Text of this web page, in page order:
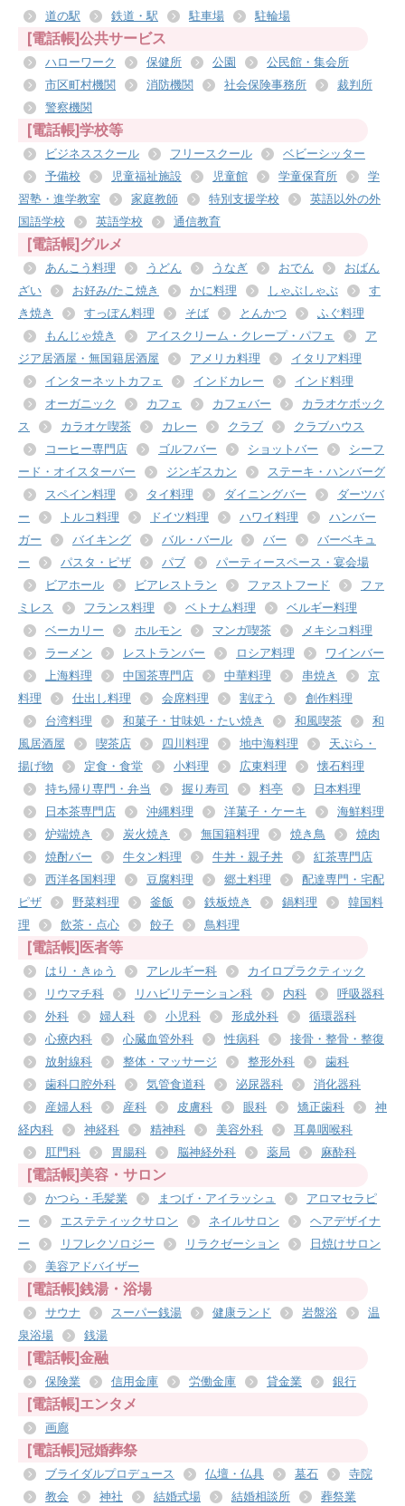
道の駅
鉄道・駅 駐車場 駐輪場
[電話帳]公共サービス
ハローワーク 保健所 公園
公民館・集会所
市区町村機関
消防機関 社会保険事務所
裁判所
警察機関
[電話帳]学校等
ビジネススクール フリースクール
ベビーシッター
予備校
児童福祉施設 児童館 学童保育所
学
習塾・進学教室
家庭教師 特別支援学校
英語以外の外
国語学校
英語学校 通信教育
[電話帳]グルメ
あんこう料理 うどん うなぎ おでん
おばん
ざい
お好み/たこ焼き かに料理 しゃぶしゃぶ
す
き焼き
すっぽん料理 そば とんかつ
ふぐ料理
もんじゃ焼き
アイスクリーム・クレープ・パフェ
ア
ジア居酒屋・無国籍居酒屋
アメリカ料理
イタリア料理
インターネットカフェ
インドカレー
インド料理
オーガニック
カフェ カフェバー
カラオケボック
ス
カラオケ喫茶 カレー クラブ
クラブハウス
コーヒー専門店
ゴルフバー ショットバー
シーフ
ード・オイスターバー
ジンギスカン
ステーキ・ハンバーグ
スペイン料理
タイ料理 ダイニングバー
ダーツバ
ー
トルコ料理 ドイツ料理 ハワイ料理
ハンバー
ガー
バイキング バル・バール バー
バーベキュ
ー
パスタ・ピザ パブ
パーティースペース・宴会場
ビアホール
ビアレストラン ファストフード
ファ
ミレス
フランス料理 ベトナム料理
ベルギー料理
ベーカリー
ホルモン マンガ喫茶
メキシコ料理
ラーメン
レストランバー ロシア料理
ワインバー
上海料理
中国茶専門店 中華料理 串焼き
京
料理
仕出し料理 会席料理 割ぽう
創作料理
台湾料理
和菓子・甘味処・たい焼き 和風喫茶
和
風居酒屋
喫茶店 四川料理 地中海料理
天ぷら・
揚げ物
定食・食堂 小料理 広東料理
懐石料理
持ち帰り専門・弁当
握り寿司 料亭
日本料理
日本茶専門店
沖縄料理 洋菓子・ケーキ
海鮮料理
炉端焼き
炭火焼き 無国籍料理 焼き鳥
焼肉
焼酎バー
牛タン料理 牛丼・親子丼
紅茶専門店
西洋各国料理
豆腐料理 郷土料理
配達専門・宅配
ピザ
野菜料理 釜飯 鉄板焼き 鍋料理
韓国料
理
飲茶・点心 餃子 鳥料理
[電話帳]医者等
はり・きゅう アレルギー科
カイロプラクティック
リウマチ科
リハビリテーション科 内科
呼吸器科
外科
婦人科 小児科 形成外科
循環器科
心療内科
心臓血管外科 性病科
接骨・整骨・整復
放射線科
整体・マッサージ 整形外科
歯科
歯科口腔外科
気管食道科 泌尿器科
消化器科
産婦人科
産科 皮膚科 眼科 矯正歯科
神
経内科
神経科 精神科 美容外科
耳鼻咽喉科
肛門科
胃腸科 脳神経外科 薬局 麻酔科
[電話帳]美容・サロン
かつら・毛髪業 まつげ・アイラッシュ
アロマセラピ
ー
エステティックサロン ネイルサロン
ヘアデザイナ
ー
リフレクソロジー リラクゼーション
日焼けサロン
美容アドバイザー
[電話帳]銭湯・浴場
サウナ スーパー銭湯 健康ランド 岩盤浴
温
泉浴場
銭湯
[電話帳]金融
保険業 信用金庫 労働金庫 貸金業 銀行
[電話帳]エンタメ
画廊
[電話帳]冠婚葬祭
ブライダルプロデュース 仏壇・仏具 墓石
寺院
教会
神社 結婚式場 結婚相談所
葬祭業